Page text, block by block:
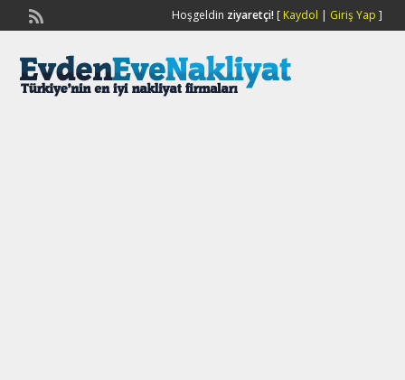
Hoşgeldin ziyaretçi![ Kaydol | Giriş Yap ]